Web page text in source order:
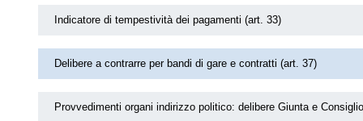
Indicatore di tempestività dei pagamenti (art. 33)
Delibere a contrarre per bandi di gare e contratti (art. 37)
Provvedimenti organi indirizzo politico: delibere Giunta e